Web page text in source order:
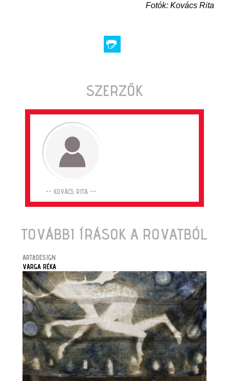
Fotók: Kovács Rita
SZERZŐK
-- KOVÁCS RITA --
TOVÁBBI ÍRÁSOK A ROVATBÓL
ART&DESIGN
VARGA RÉKA